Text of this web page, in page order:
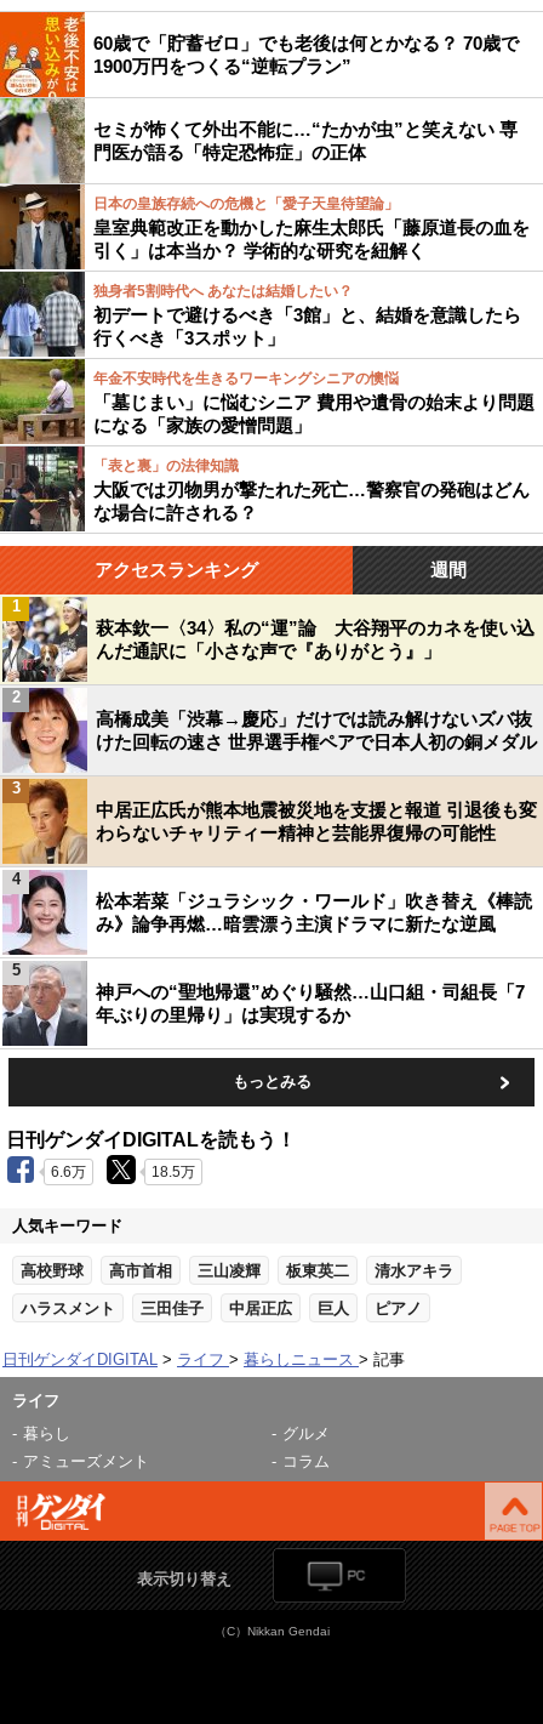
60歳で「貯蓄ゼロ」でも老後は何とかなる？ 70歳で
1900万円をつくる“逆転プラン”
セミが怖くて外出不能に…“たかが虫”と笑えない 専
門医が語る「特定恐怖症」の正体
日本の皇族存続への危機と「愛子天皇待望論」
皇室典範改正を動かした麻生太郎氏「藤原道長の血を
引く」は本当か？ 学術的な研究を紐解く
独身者5割時代へ あなたは結婚したい？
初デートで避けるべき「3館」と、結婚を意識したら
行くべき「3スポット」
年金不安時代を生きるワーキングシニアの懊悩
「墓じまい」に悩むシニア 費用や遺骨の始末より問題
になる「家族の愛憎問題」
「表と裏」の法律知識
大阪では刃物男が撃たれた死亡…警察官の発砲はどん
な場合に許される？
アクセスランキング 週間
萩本欽一〈34〉私の“運”論 大谷翔平のカネを使い込
んだ通訳に「小さな声で『ありがとう』」
1
高橋成美「渋幕→慶応」だけでは読み解けないズバ抜
けた回転の速さ 世界選手権ペアで日本人初の銅メダル
2
中居正広氏が熊本地震被災地を支援と報道 引退後も変
わらないチャリティー精神と芸能界復帰の可能性
3
松本若菜「ジュラシック・ワールド」吹き替え《棒読
み》論争再燃…暗雲漂う主演ドラマに新たな逆風
4
神戸への“聖地帰還”めぐり騒然…山口組・司組長「7
年ぶりの里帰り」は実現するか
5
もっとみる
日刊ゲンダイDIGITALを読もう！
6.6万 18.5万
人気キーワード
高校野球 高市首相 三山凌輝 板東英二 清水アキラ
ハラスメント 三田佳子 中居正広 巨人 ピアノ
日刊ゲンダイDIGITAL ライフ 暮らしニュース 記事
ライフ
暮らし
グルメ
アミューズメント
コラム
表示切り替え
（C）Nikkan Gendai